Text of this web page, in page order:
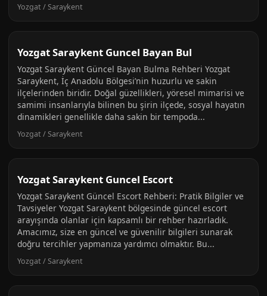
Yozgat / Saraykent
Yozgat Saraykent Guncel Bayan Bul
Yozgat Saraykent Güncel Bayan Bulma Rehberi Yozgat
Saraykent, İç Anadolu Bölgesi’nin huzurlu ve sakin
ilçelerinden biridir. Doğal güzellikleri, yöresel mimarisi ve
samimi insanlarıyla bilinen bu şirin ilçede, sosyal hayatın
dinamikleri genellikle daha sakin bir tempoda...
Yozgat / Saraykent
Yozgat Saraykent Guncel Escort
Yozgat Saraykent Güncel Escort Rehberi: Pratik Bilgiler ve
Tavsiyeler Yozgat Saraykent bölgesinde güncel escort
arayışında olanlar için kapsamlı bir rehber hazırladık.
Amacımız, size en güncel ve güvenilir bilgileri sunarak
doğru tercihler yapmanıza yardımcı olmaktır. Bu...
Yozgat / Saraykent